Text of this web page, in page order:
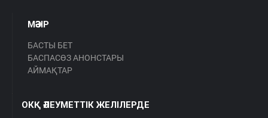
МӘЗІР
БАСТЫ БЕТ
БАСПАСӨЗ АНОНСТАРЫ
АЙМАҚТАР
ОКҚ ӘЛЕУМЕТТІК ЖЕЛІЛЕРДЕ